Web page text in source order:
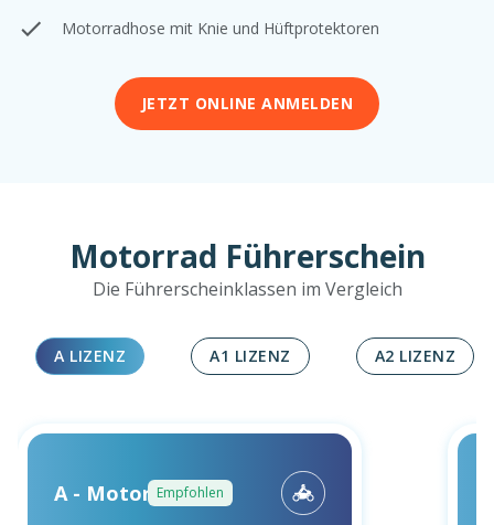
Motorradhose mit Knie und Hüftprotektoren
JETZT ONLINE ANMELDEN
Motorrad Führerschein
Die Führerscheinklassen im Vergleich
A LIZENZ A1 LIZENZ A2 LIZENZ
A - MotorradEmpfohlen